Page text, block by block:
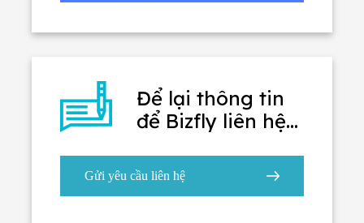
Để lại thông tin
để Bizfly liên hệ
Gửi yêu cầu liên hệ